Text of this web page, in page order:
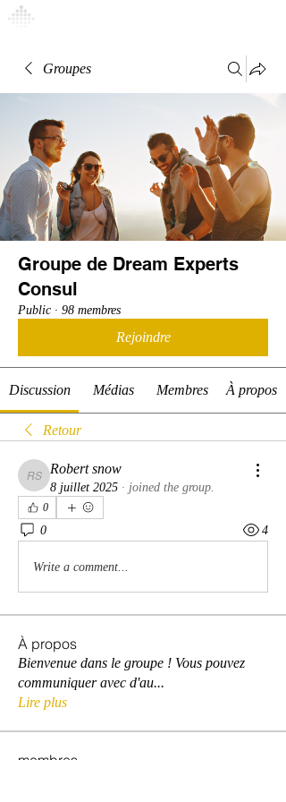
Groupes
Groupe de Dream Experts
Consul
Public · 98 membres
Rejoindre
Discussion Médias Membres À propos
Retour
Robert snow
Robert snow
8 juillet 2025 · joined the group.
0
0 4
Write a comment...
À propos
Bienvenue dans le groupe ! Vous pouvez
communiquer avec d'au...
Lire plus
membres